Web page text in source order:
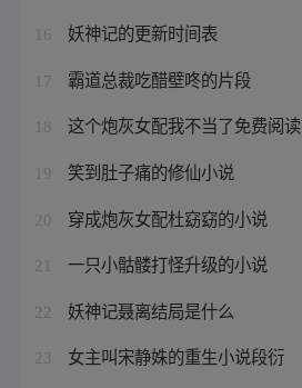
16 妖神记的更新时间表
17 霸道总裁吃醋壁咚的片段
18 这个炮灰女配我不当了免费阅读
19 笑到肚子痛的修仙小说
20 穿成炮灰女配杜窈窈的小说
21 一只小骷髅打怪升级的小说
22 妖神记聂离结局是什么
23 女主叫宋静姝的重生小说段衍